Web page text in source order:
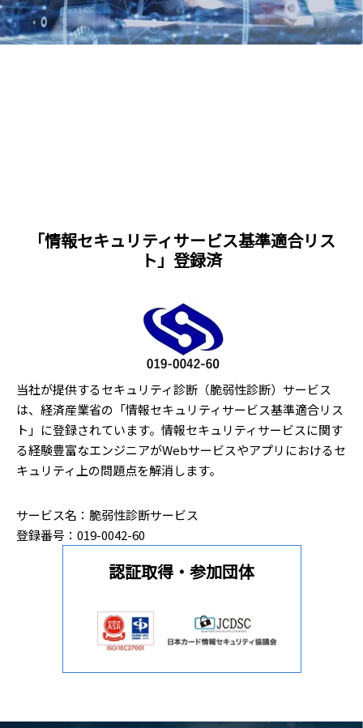
「情報セキュリティサービス基準適合リス
ト」登録済
当社が提供するセキュリティ診断（脆弱性診断）サービス
は、経済産業省の「情報セキュリティサービス基準適合リス
ト」に登録されています。情報セキュリティサービスに関す
る経験豊富なエンジニアがWebサービスやアプリにおけるセ
キュリティ上の問題点を解消します。
サービス名：脆弱性診断サービス
登録番号：019-0042-60
認証取得・参加団体